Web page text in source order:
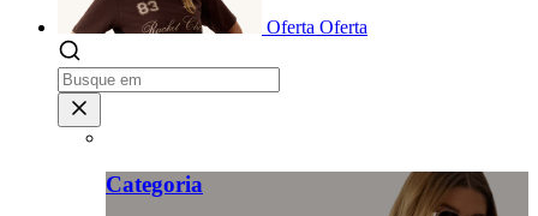
Oferta Oferta
Categoria